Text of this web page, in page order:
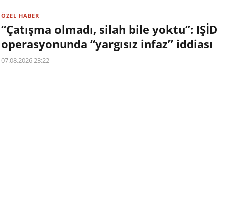
ÖZEL HABER
“Çatışma olmadı, silah bile yoktu”: IŞİD
operasyonunda “yargısız infaz” iddiası
07.08.2026 23:22